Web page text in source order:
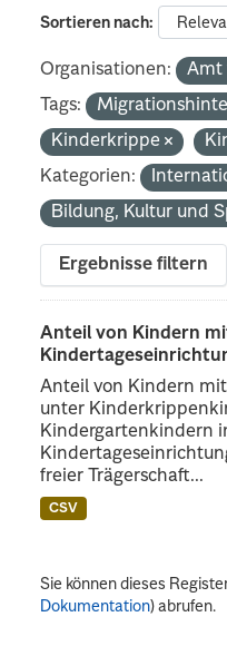
Sortieren nach
Organisationen:
Amt
Tags:
Kinderkrippe
Kategorien:
Bildung, Kultur und
Ergebnisse filtern
Anteil von Kindern
Anteil von Kindern
unter
Kindergartenkindern
freier Trägerschaft...
CSV
Sie können dieses
Dokumentation) abrufen.